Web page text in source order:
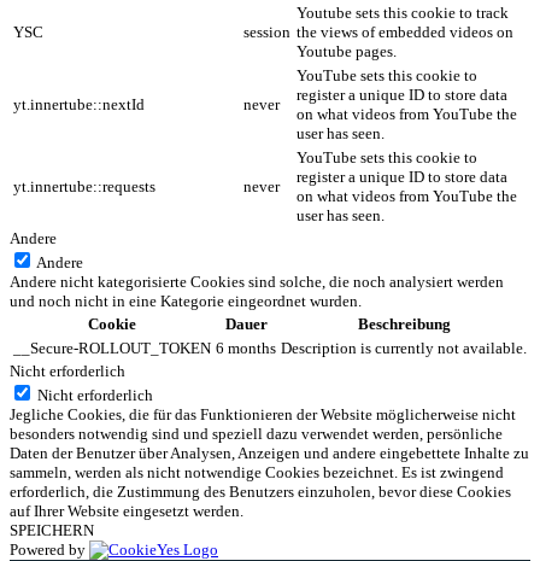
YSC session
Youtube sets this cookie to track
the views of embedded videos on
Youtube pages.
yt.innertube::nextId never
YouTube sets this cookie to
register a unique ID to store data
on what videos from YouTube the
user has seen.
yt.innertube::requests never
YouTube sets this cookie to
register a unique ID to store data
on what videos from YouTube the
user has seen.
Andere
Andere
Andere nicht kategorisierte Cookies sind solche, die noch analysiert werden
und noch nicht in eine Kategorie eingeordnet wurden.
Cookie
Dauer
Beschreibung
__Secure-ROLLOUT_TOKEN 6 months Description is currently not available.
Nicht erforderlich
Nicht erforderlich
Jegliche Cookies, die für das Funktionieren der Website möglicherweise nicht
besonders notwendig sind und speziell dazu verwendet werden, persönliche
Daten der Benutzer über Analysen, Anzeigen und andere eingebettete Inhalte zu
sammeln, werden als nicht notwendige Cookies bezeichnet. Es ist zwingend
erforderlich, die Zustimmung des Benutzers einzuholen, bevor diese Cookies
auf Ihrer Website eingesetzt werden.
SPEICHERN
Powered by